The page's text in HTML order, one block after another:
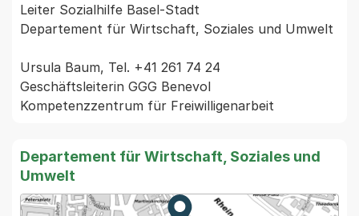
Leiter Sozialhilfe Basel-Stadt
Departement für Wirtschaft, Soziales und Umwelt
Ursula Baum, Tel. +41 261 74 24
Geschäftsleiterin GGG Benevol
Departement für Wirtschaft, Soziales und
Umwelt